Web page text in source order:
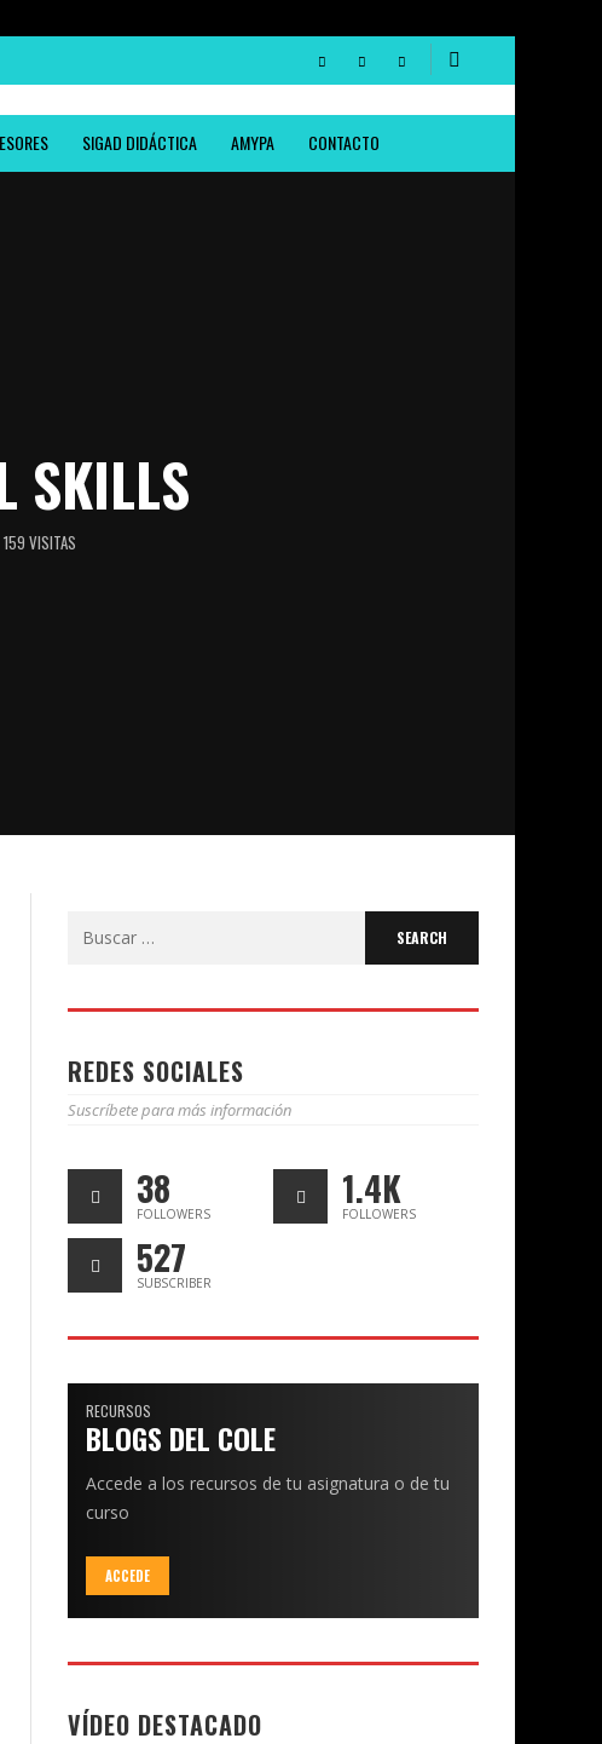
SIGAD DIDÁCTICA AMYPA CONTACTO
SKILLS
159 VISITAS
REDES SOCIALES
Suscríbete para más información
38
FOLLOWERS
1.4K
FOLLOWERS
527
SUBSCRIBER
RECURSOS
BLOGS DEL COLE
Accede a los recursos de tu asignatura o de tu
curso
ACCEDE
VÍDEO DESTACADO